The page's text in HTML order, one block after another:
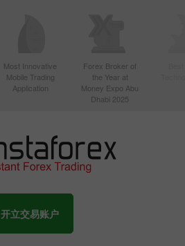
Most Innovative
Mobile Trading
Application
Forex Broker of
the Year at
Money Expo Abu
Dhabi 2025
开立交易账户